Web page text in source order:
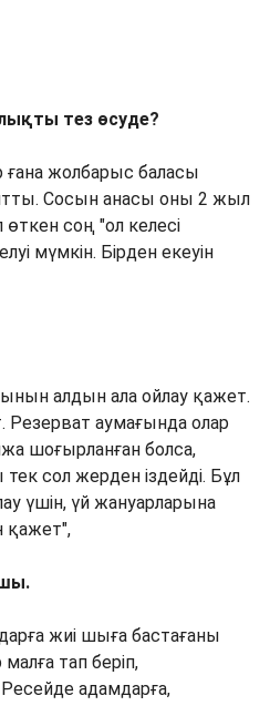
тез өсуде?
ғана жолбарыс баласы
Сосын анасы оны 2 жыл
соң "ол келесі
мүмкін. Бірден екеуін
алдын ала ойлау қажет.
аумағында олар
шоғырланған болса,
сол жерден іздейді. Бұл
үшін, үй жануарларына
қажет",
жиі шыға бастағаны
тап беріп,
адамдарға,